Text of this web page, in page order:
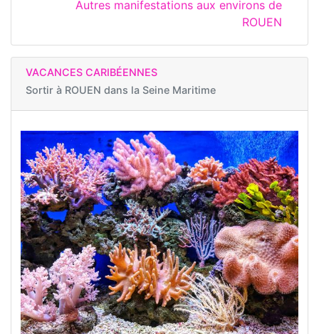
Autres manifestations aux environs de
ROUEN
VACANCES CARIBÉENNES
Sortir à ROUEN dans la Seine Maritime